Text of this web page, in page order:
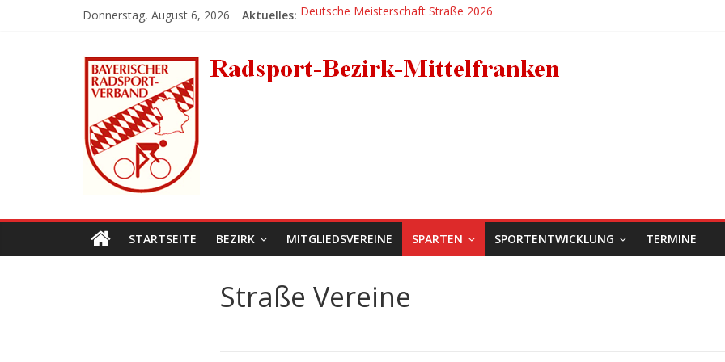
Donnerstag, August 6, 2026 Aktuelles: Deutsche Meisterschaft Straße 2026
Platz 1 für Anja Bertleff
Radsport-
Bezirk-
Mittelfranken
STARTSEITE BEZIRK MITGLIEDSVEREINE SPARTEN SPORTENTWICKLUNG TERMINE
Straße Vereine